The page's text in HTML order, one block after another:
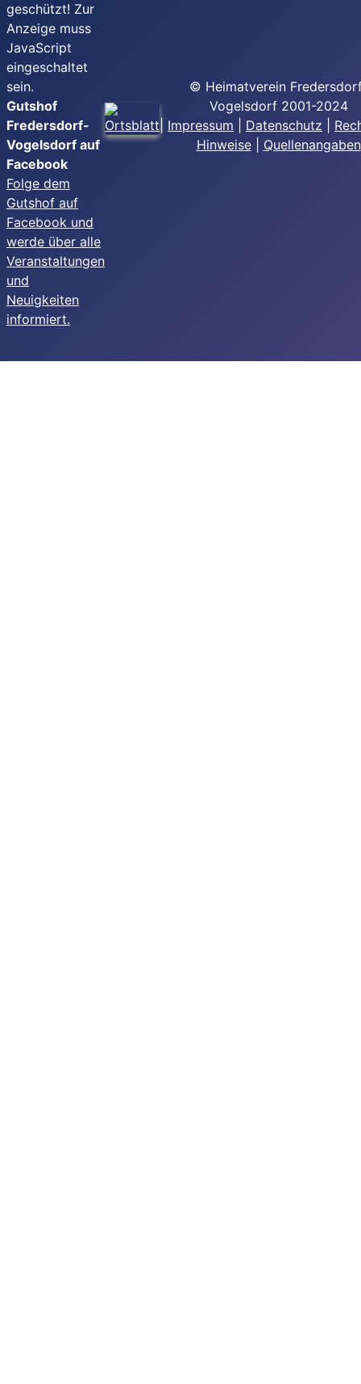
geschützt! Zur
Anzeige muss
JavaScript
eingeschaltet
sein.
Gutshof
Fredersdorf-
Vogelsdorf auf
Facebook
Folge dem
Gutshof auf
Facebook und
werde über alle
Veranstaltungen
und
Neuigkeiten
informiert.
© Heimatverein
Vogelsdorf 2001-2024
Impressum Datenschutz
Hinweise| Quellenangaben